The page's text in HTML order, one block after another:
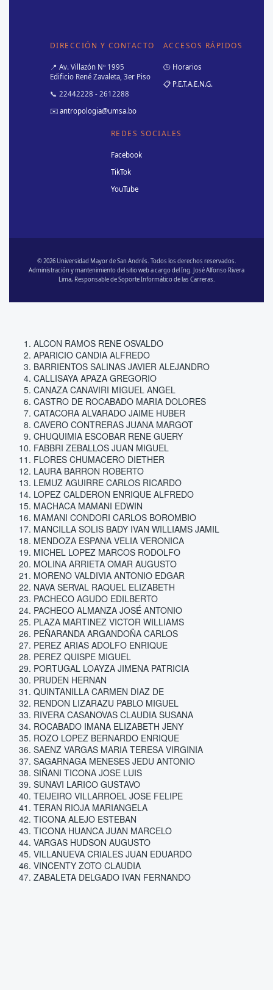
DIRECCIÓN Y CONTACTO
📍 Av. Villazón Nº 1995
Edificio René Zavaleta, 3er Piso
📞 22442228 - 2612288
✉️ antropologia@umsa.bo
ACCESOS RÁPIDOS
🕒 Horarios
📋 P.E.T.A.E.N.G.
REDES SOCIALES
Facebook
TikTok
YouTube
© 2026 Universidad Mayor de San Andrés. Todos los derechos reservados.
Administración y mantenimiento del sitio web a cargo del Ing. José Alfonso Rivera
Lima, Responsable de Soporte Informático de las Carreras.
ALCON RAMOS RENE OSVALDO
APARICIO CANDIA ALFREDO
BARRIENTOS SALINAS JAVIER ALEJANDRO
CALLISAYA APAZA GREGORIO
CANAZA CANAVIRI MIGUEL ANGEL
CASTRO DE ROCABADO MARIA DOLORES
CATACORA ALVARADO JAIME HUBER
CAVERO CONTRERAS JUANA MARGOT
CHUQUIMIA ESCOBAR RENE GUERY
FABBRI ZEBALLOS JUAN MIGUEL
FLORES CHUMACERO DIETHER
LAURA BARRON ROBERTO
LEMUZ AGUIRRE CARLOS RICARDO
LOPEZ CALDERON ENRIQUE ALFREDO
MACHACA MAMANI EDWIN
MAMANI CONDORI CARLOS BOROMBIO
MANCILLA SOLIS BADY IVAN WILLIAMS JAMIL
MENDOZA ESPANA VELIA VERONICA
MICHEL LOPEZ MARCOS RODOLFO
MOLINA ARRIETA OMAR AUGUSTO
MORENO VALDIVIA ANTONIO EDGAR
NAVA SERVAL RAQUEL ELIZABETH
PACHECO AGUDO EDILBERTO
PACHECO ALMANZA JOSÉ ANTONIO
PLAZA MARTINEZ VICTOR WILLIAMS
PEÑARANDA ARGANDOÑA CARLOS
PEREZ ARIAS ADOLFO ENRIQUE
PEREZ QUISPE MIGUEL
PORTUGAL LOAYZA JIMENA PATRICIA
PRUDEN HERNAN
QUINTANILLA CARMEN DIAZ DE
RENDON LIZARAZU PABLO MIGUEL
RIVERA CASANOVAS CLAUDIA SUSANA
ROCABADO IMANA ELIZABETH JENY
ROZO LOPEZ BERNARDO ENRIQUE
SAENZ VARGAS MARIA TERESA VIRGINIA
SAGARNAGA MENESES JEDU ANTONIO
SIÑANI TICONA JOSE LUIS
SUNAVI LARICO GUSTAVO
TEIJEIRO VILLARROEL JOSE FELIPE
TERAN RIOJA MARIANGELA
TICONA ALEJO ESTEBAN
TICONA HUANCA JUAN MARCELO
VARGAS HUDSON AUGUSTO
VILLANUEVA CRIALES JUAN EDUARDO
VINCENTY ZOTO CLAUDIA
ZABALETA DELGADO IVAN FERNANDO